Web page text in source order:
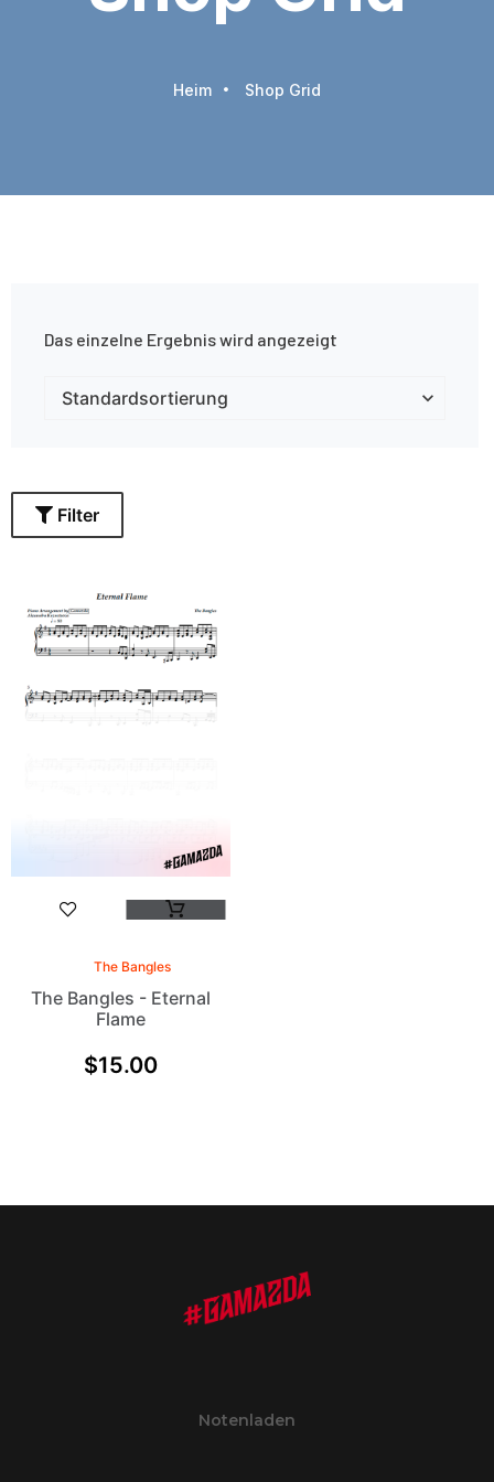
Heim Shop Grid
Das einzelne Ergebnis wird angezeigt
Filter
The Bangles
The Bangles - Eternal
Flame
$15.00
Notenladen